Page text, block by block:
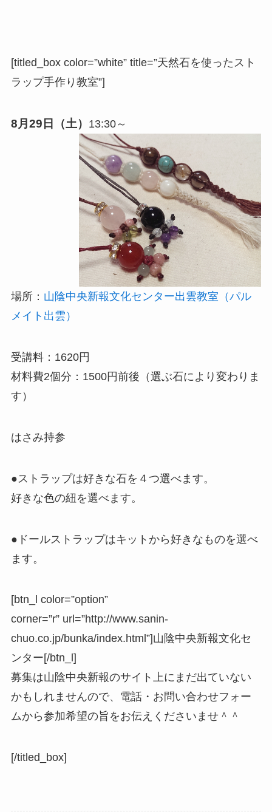
[titled_box color=”white” title=”天然石を使ったスト
ラップ手作り教室”]
8月29日（土） 13:30～
場所： 山陰中央新報文化センター出雲教室（パル
メイト出雲）
受講料：1620円
材料費2個分：1500円前後（選ぶ石により変わりま
す）
はさみ持参
●ストラップは好きな石を４つ選べます。
好きな色の紐を選べます。
●ドールストラップはキットから好きなものを選べ
ます。
[btn_l color=”option”
corner=”r” url=”http://www.sanin-
chuo.co.jp/bunka/index.html”]山陰中央新報文化セ
ンター[/btn_l]
募集は山陰中央新報のサイト上にまだ出ていない
かもしれませんので、電話・お問い合わせフォー
ムから参加希望の旨をお伝えくださいませ＾＾
[/titled_box]